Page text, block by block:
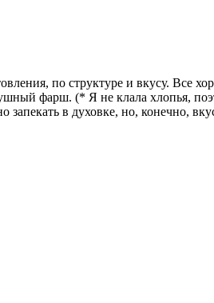
по структуре и вкусу. Все
фарш. (* Я не клала хлопья,
в духовке, но, конечно,